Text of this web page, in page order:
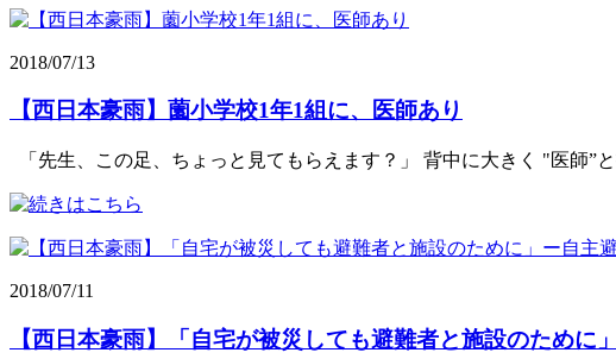
2018/07/13
【西日本豪雨】薗小学校1年1組に、医師あり
「先生、この足、ちょっと見てもらえます？」 背中に大きく "医師”
2018/07/11
【西日本豪雨】「自宅が被災しても避難者と施設のために